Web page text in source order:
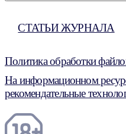
СТАТЬИ ЖУРНАЛА
Политика обработки
На информационном
рекомендательные